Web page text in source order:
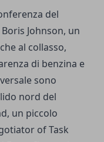
del
Johnson, un
al collasso,
di benzina e
sono
nord del
un piccolo
of Task